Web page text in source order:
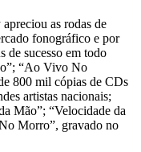
as rodas de
fonográfico e por
de sucesso em todo
“Ao Vivo No
800 mil cópias de CDs
artistas nacionais;
Mão”; “Velocidade da
Morro”, gravado no